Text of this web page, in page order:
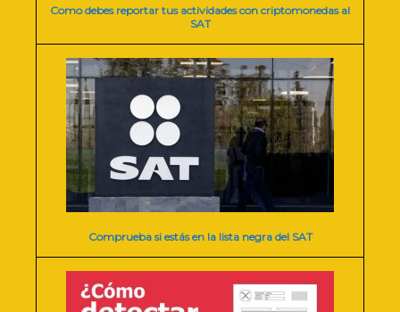
Como debes reportar tus actividades con criptomonedas al
SAT
Comprueba si estás en la lista negra del SAT